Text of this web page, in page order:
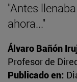
"Antes
ahora..."
Álvaro Bañón
Profesor de
Publicado en: